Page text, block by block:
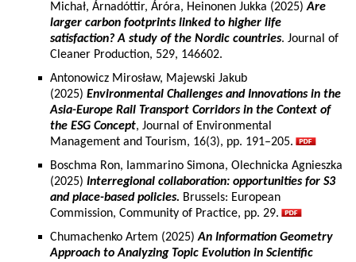
Michał, Árnadóttir, Áróra, Heinonen Jukka (2025)Are
larger carbon footprints linked to higher life
satisfaction? A study of the Nordic countries. Journal of
Cleaner Production, 529, 146602.
Antonowicz Mirosław, Majewski Jakub
(2025) Environmental Challenges and Innovations in the
Asia-Europe Rail Transport Corridors in the Context of
the ESG Concept, Journal of Environmental
Management and Tourism, 16(3), pp. 191–205.
Boschma Ron, Iammarino Simona, Olechnicka Agnieszka
(2025) Interregional collaboration: opportunities for S3
and place-based policies. Brussels: European
Commission, Community of Practice, pp. 29.
Chumachenko Artem (2025)An Information Geometry
Approach to Analyzing Topic Evolution in Scientific